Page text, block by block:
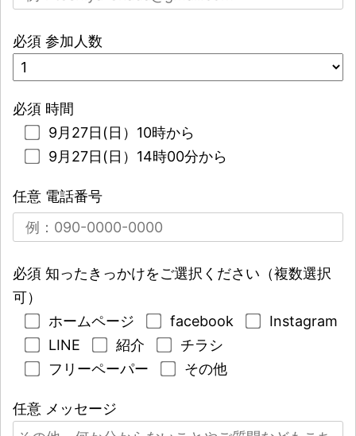
必須 参加人数
必須 時間
9月27日(日）10時から
9月27日(日）14時00分から
任意 電話番号
必須 知ったきっかけをご選択ください（複数選択
可）
ホームページ
facebook
Instagram
LINE
紹介
チラシ
フリーペーパー
その他
任意 メッセージ